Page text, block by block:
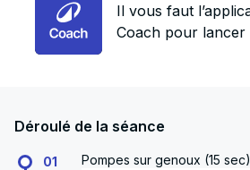
Il vous faut
Coach pour
Déroulé de la séance
01 Pompes sur genoux (15 sec)